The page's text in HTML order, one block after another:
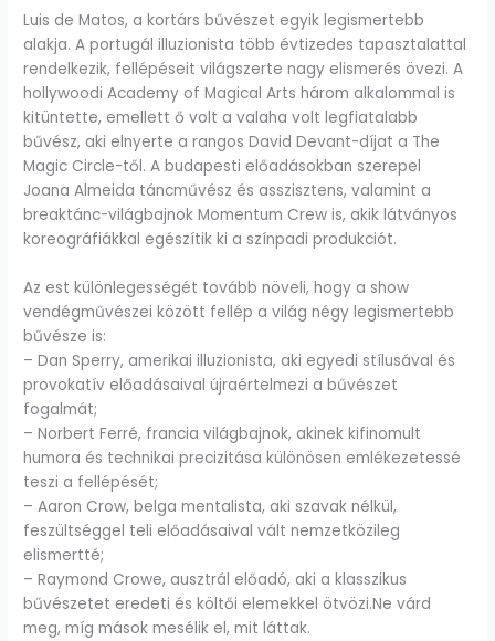
Luis de Matos, a kortárs bűvészet egyik legismertebb
alakja. A portugál illuzionista több évtizedes tapasztalattal
rendelkezik, fellépéseit világszerte nagy elismerés övezi. A
hollywoodi Academy of Magical Arts három alkalommal is
kitüntette, emellett ő volt a valaha volt legfiatalabb
bűvész, aki elnyerte a rangos David Devant-díjat a The
Magic Circle-től. A budapesti előadásokban szerepel
Joana Almeida táncművész és asszisztens, valamint a
breaktánc-világbajnok Momentum Crew is, akik látványos
koreográfiákkal egészítik ki a színpadi produkciót.
Az est különlegességét tovább növeli, hogy a show
vendégművészei között fellép a világ négy legismertebb
bűvésze is:
– Dan Sperry, amerikai illuzionista, aki egyedi stílusával és
provokatív előadásaival újraértelmezi a bűvészet
fogalmát;
– Norbert Ferré, francia világbajnok, akinek kifinomult
humora és technikai precizitása különösen emlékezetessé
teszi a fellépését;
– Aaron Crow, belga mentalista, aki szavak nélkül,
feszültséggel teli előadásaival vált nemzetközileg
elismertté;
– Raymond Crowe, ausztrál előadó, aki a klasszikus
bűvészetet eredeti és költői elemekkel ötvözi.Ne várd
meg, míg mások mesélik el, mit láttak.